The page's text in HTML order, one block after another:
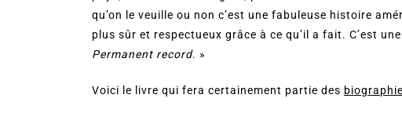
qu’on le veuille ou non c’est une fabuleuse histoire
plus sûr et respectueux grâce à ce qu’il a fait. C’est
Permanent record. »
Voici le livre qui fera certainement partie des